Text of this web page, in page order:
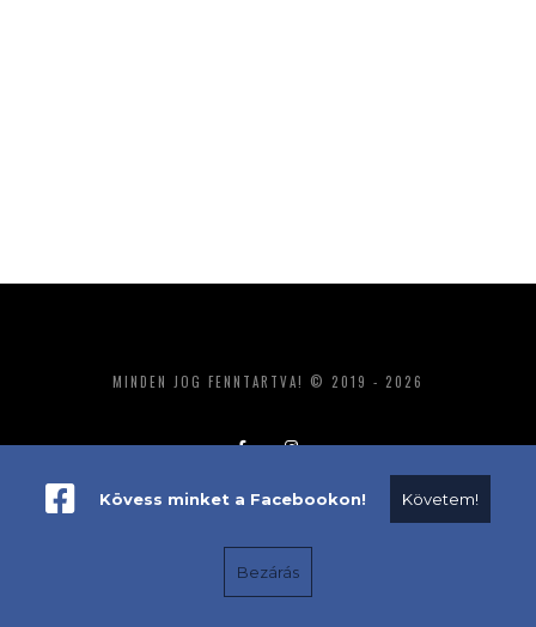
MINDEN JOG FENNTARTVA! © 2019 - 2026
ADATKEZELÉS IMPRESSZUM MÉDIAAJÁNLAT
Kövess minket a Facebookon! Követem!
Bezárás